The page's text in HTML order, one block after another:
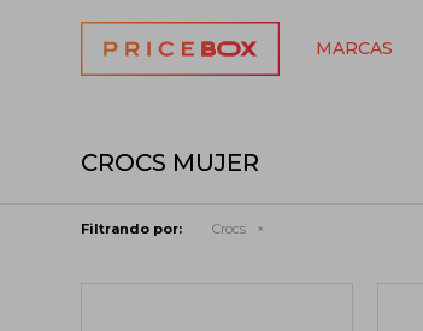
MARCAS
CROCS MUJER
Filtrando por: Crocs